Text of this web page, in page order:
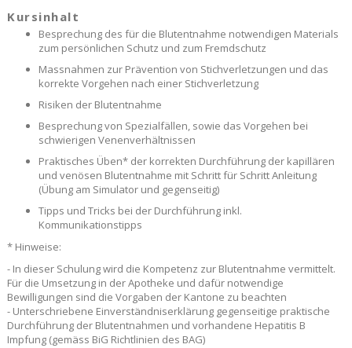
Kursinhalt
Besprechung des für die Blutentnahme notwendigen Materials
zum persönlichen Schutz und zum Fremdschutz
Massnahmen zur Prävention von Stichverletzungen und das
korrekte Vorgehen nach einer Stichverletzung
Risiken der Blutentnahme
Besprechung von Spezialfällen, sowie das Vorgehen bei
schwierigen Venenverhältnissen
Praktisches Üben* der korrekten Durchführung der kapillären
und venösen Blutentnahme mit Schritt für Schritt Anleitung
(Übung am Simulator und gegenseitig)
Tipps und Tricks bei der Durchführung inkl.
Kommunikationstipps
* Hinweise:
- In dieser Schulung wird die Kompetenz zur Blutentnahme vermittelt.
Für die Umsetzung in der Apotheke und dafür notwendige
Bewilligungen sind die Vorgaben der Kantone zu beachten
- Unterschriebene Einverständniserklärung gegenseitige praktische
Durchführung der Blutentnahmen und vorhandene Hepatitis B
Impfung (gemäss BiG Richtlinien des BAG)